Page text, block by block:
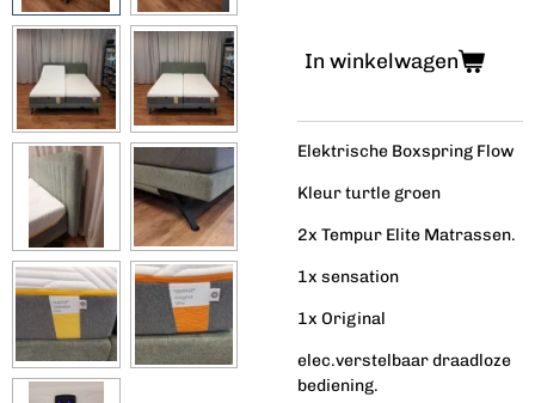
In winkelwagen
Elektrische Boxspring Flow
Kleur turtle groen
2x Tempur Elite Matrassen.
1x sensation
1x Original
elec.verstelbaar draadloze
bediening.